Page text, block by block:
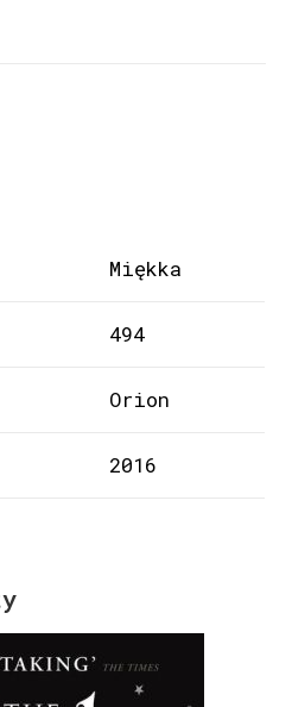
Miękka
494
Orion
2016